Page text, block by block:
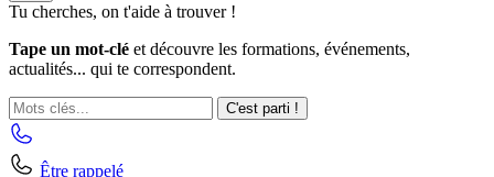
Tu cherches, on t'aide à trouver !
Tape un mot-clé et découvre les formations, événements,
actualités... qui te correspondent.
C'est parti !
Être rappelé